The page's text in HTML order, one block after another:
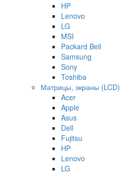
HP
Lenovo
LG
MSI
Packard Bell
Samsung
Sony
Toshiba
Матрицы, экраны (LCD)
Acer
Apple
Asus
Dell
Fujitsu
HP
Lenovo
LG